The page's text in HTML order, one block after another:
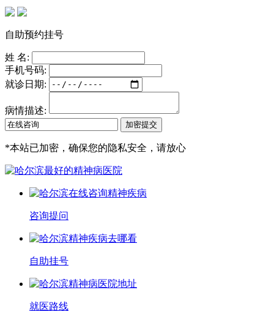
自助预约挂号
姓 名:
手机号码:
就诊日期:
病情描述:
*本站已加密，确保您的隐私安全，请放心
咨询提问
自助挂号
就医路线